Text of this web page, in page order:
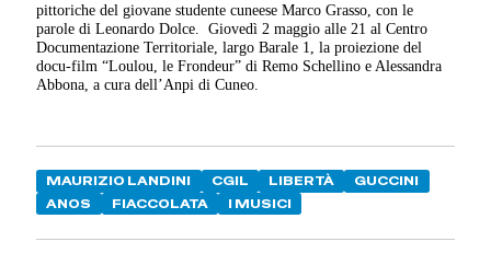
pittoriche del giovane studente cuneese Marco Grasso, con le
parole di Leonardo Dolce. Giovedì 2 maggio alle 21 al Centro
Documentazione Territoriale, largo Barale 1, la proiezione del
docu-film “Loulou, le Frondeur” di Remo Schellino e Alessandra
Abbona, a cura dell’Anpi di Cuneo.
MAURIZIO LANDINI CGIL LIBERTÀ
GUCCINI
ANOS
FIACCOLATA I MUSICI